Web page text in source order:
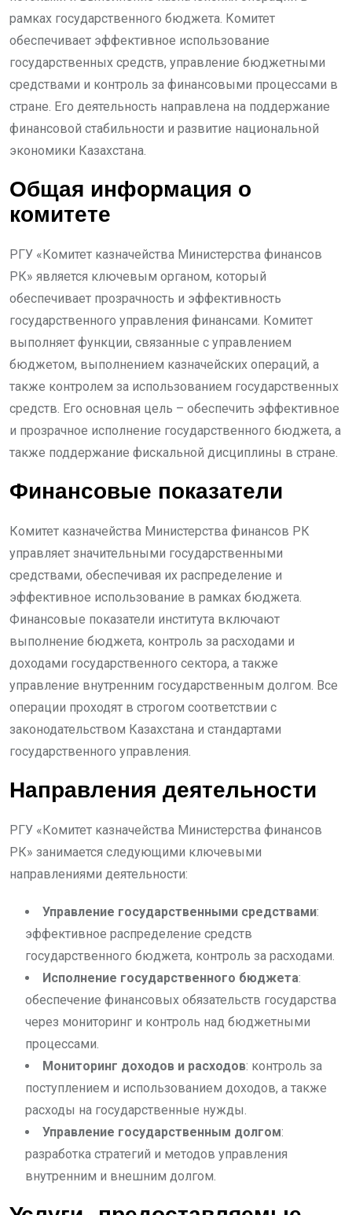
рамках государственного бюджета. Комитет
обеспечивает эффективное использование
государственных средств, управление бюджетными
средствами и контроль за финансовыми процессами в
стране. Его деятельность направлена на поддержание
финансовой стабильности и развитие национальной
экономики Казахстана.
Общая информация о
комитете
РГУ «Комитет казначейства Министерства финансов
РК» является ключевым органом, который
обеспечивает прозрачность и эффективность
государственного управления финансами. Комитет
выполняет функции, связанные с управлением
бюджетом, выполнением казначейских операций, а
также контролем за использованием государственных
средств. Его основная цель – обеспечить эффективное
и прозрачное исполнение государственного бюджета, а
также поддержание фискальной дисциплины в стране.
Финансовые показатели
Комитет казначейства Министерства финансов РК
управляет значительными государственными
средствами, обеспечивая их распределение и
эффективное использование в рамках бюджета.
Финансовые показатели института включают
выполнение бюджета, контроль за расходами и
доходами государственного сектора, а также
управление внутренним государственным долгом. Все
операции проходят в строгом соответствии с
законодательством Казахстана и стандартами
государственного управления.
Направления деятельности
РГУ «Комитет казначейства Министерства финансов
РК» занимается следующими ключевыми
направлениями деятельности:
Управление государственными средствами:
эффективное распределение средств
государственного бюджета, контроль за расходами.
Исполнение государственного бюджета:
обеспечение финансовых обязательств государства
через мониторинг и контроль над бюджетными
процессами.
Мониторинг доходов и расходов: контроль за
поступлением и использованием доходов, а также
расходы на государственные нужды.
Управление государственным долгом:
разработка стратегий и методов управления
внутренним и внешним долгом.